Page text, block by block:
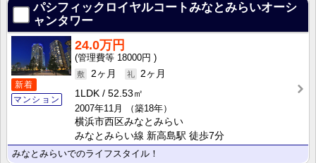
パシフィックロイヤルコートみなとみらいオーシ
ャンタワー
新着
マンション
24.0万円
18000円
2ヶ月
2ヶ月
1LDK
52.53㎡
2007年11月
（築18年）
横浜市西区みなとみらい
みなとみらい線 新高島駅 徒歩7分
みなとみらいでのライフスタイル！